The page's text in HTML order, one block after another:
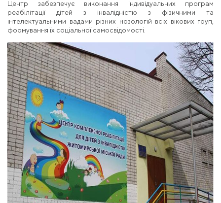
Центр забезпечує виконання індивідуальних програм
реабілітації дітей з інвалідністю з фізичними та
інтелектуальними вадами різних нозологій всіх вікових груп,
формування їх соціальної самосвідомості.